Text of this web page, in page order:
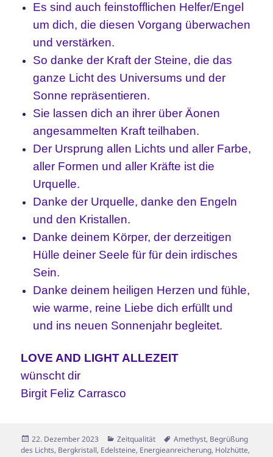
Es sind auch feinstofflichen Helfer/Engel
um dich, die diesen Vorgang überwachen
und verstärken.
So danke der Kraft der Steine, die das
ganze Licht des Universums und der
Sonne repräsentieren.
Sie lassen dich an ihrer über Äonen
angesammelten Kraft teilhaben.
Der Ursprung allen Lichts und aller Farbe,
aller Formen und aller Kräfte ist die
Urquelle.
Danke der Urquelle, danke den Engeln
und den Kristallen.
Danke deinem Körper, der derzeitigen
Hülle deiner Seele für für dein irdisches
Sein.
Danke deinem heiligen Herzen und fühle,
wie warme, reine Liebe dich erfüllt und
und ins neuen Sonnenjahr begleitet.
LOVE AND LIGHT ALLEZEIT
wünscht dir
Birgit Feliz Carrasco
Veröffentlicht
am
22. Dezember 2023 Kategorien
Zeitqualität Schlagwörter
Amethyst, Begrüßung
des Lichts, Bergkristall, Edelsteine, Energieanreicherung, Holzhütte,